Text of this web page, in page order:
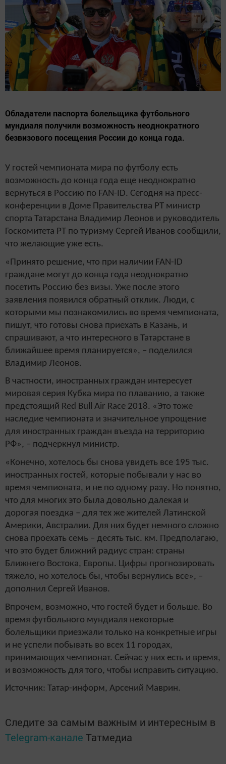
Обладатели паспорта болельщика футбольного
мундиаля получили возможность неоднократного
безвизового посещения России до конца года.
У гостей чемпионата мира по футболу есть
возможность до конца года еще неоднократно
вернуться в Россию по FAN-ID. Сегодня на пресс-
конференции в Доме Правительства РТ министр
спорта Татарстана Владимир Леонов и руководитель
Госкомитета РТ по туризму Сергей Иванов сообщили,
что желающие уже есть.
«Принято решение, что при наличии FAN-ID
граждане могут до конца года неоднократно
посетить Россию без визы. Уже после этого
заявления появился обратный отклик. Люди, с
которыми мы познакомились во время чемпионата,
пишут, что готовы снова приехать в Казань, и
спрашивают, а что интересного в Татарстане в
ближайшее время планируется», – поделился
Владимир Леонов.
В частности, иностранных граждан интересует
мировая серия Кубка мира по плаванию, а также
предстоящий Red Bull Air Race 2018. «Это тоже
наследие чемпионата и значительное упрощение
для иностранных граждан въезда на территорию
РФ», – подчеркнул министр.
«Конечно, хотелось бы снова увидеть все 195 тыс.
иностранных гостей, которые побывали у нас во
время чемпионата, и не по одному разу. Но понятно,
что для многих это была довольно далекая и
дорогая поездка – для тех же жителей Латинской
Америки, Австралии. Для них будет немного сложно
снова проехать семь – десять тыс. км. Предполагаю,
что это будет ближний радиус стран: страны
Ближнего Востока, Европы. Цифры прогнозировать
тяжело, но хотелось бы, чтобы вернулись все», –
дополнил Сергей Иванов.
Впрочем, возможно, что гостей будет и больше. Во
время футбольного мундиаля некоторые
болельщики приезжали только на конкретные игры
и не успели побывать во всех 11 городах,
принимающих чемпионат. Сейчас у них есть и время,
и возможность для того, чтобы исправить ситуацию.
Источник: Татар-информ, Арсений Маврин.
Следите за самым важным и интересным в
Telegram-канале Татмедиа